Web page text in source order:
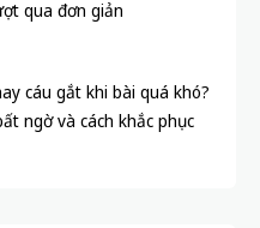
qua đơn giản
cáu gắt khi bài quá khó?
ngờ và cách khắc phục